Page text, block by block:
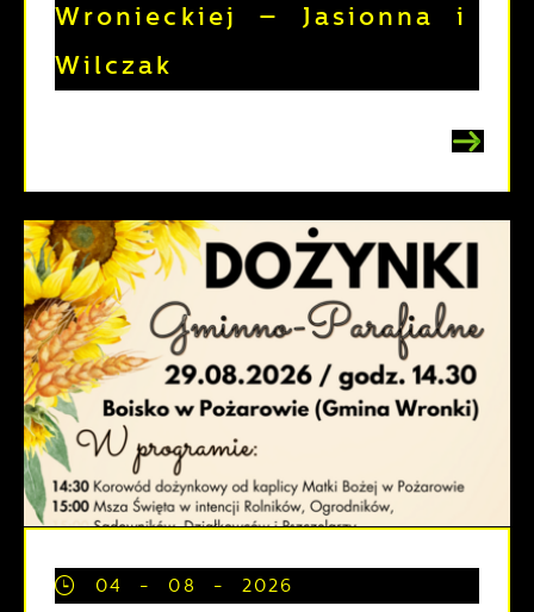
Wronieckiej – Jasionna i
Wilczak
04 - 08 - 2026